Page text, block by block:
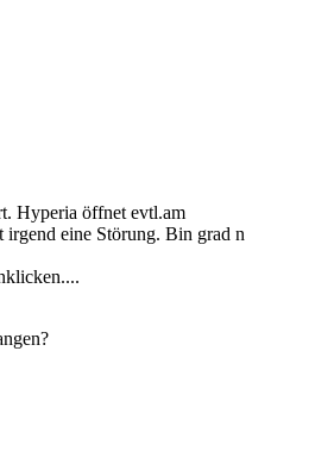
Hyperia öffnet evtl.am
irgend eine Störung. Bin grad n